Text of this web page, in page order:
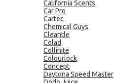
California Scents
Car Pro
Cartec
Chemical Guys
Cleantle
Colad
Collinite
Colourlock
Concept
Daytona Speed Master